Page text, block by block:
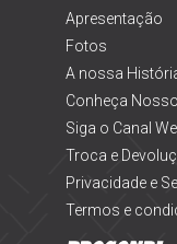
Apresentação
Fotos
A nossa
Conheça
Siga o Canal
Troca e
Privacidade e
Termos e